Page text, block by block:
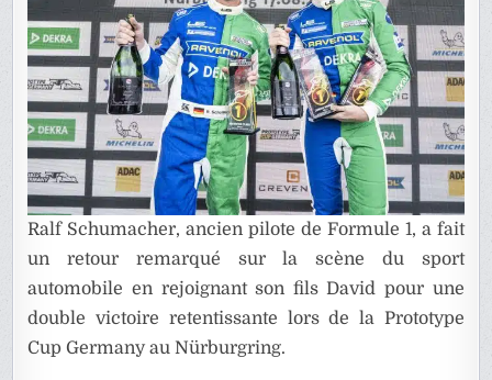
Ralf Schumacher, ancien pilote de Formule 1, a fait
un retour remarqué sur la scène du sport
automobile en rejoignant son fils David pour une
double victoire retentissante lors de la Prototype
Cup Germany auNürburgring.